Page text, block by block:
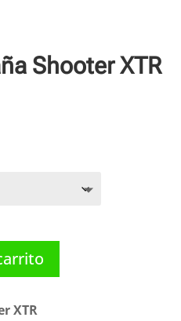
Shooter XTR
XTR